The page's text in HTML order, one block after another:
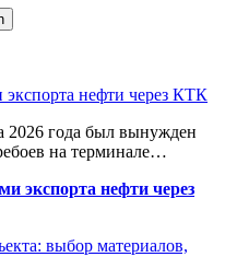
экспорта нефти через КТК
2026 года был вынужден
на терминале…
экспорта нефти через
выбор материалов,